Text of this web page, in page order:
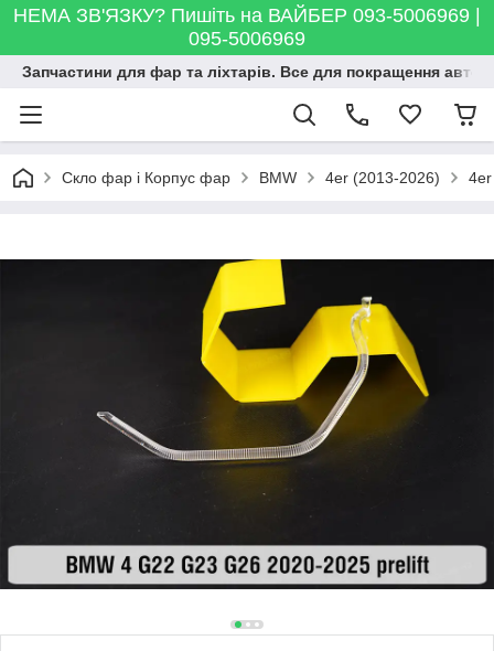
НЕМА ЗВ'ЯЗКУ? Пишіть на ВАЙБЕР 093-5006969 |
095-5006969
Запчастини для фар та ліхтарів. Все для покращення
Скло фар і Корпус фар BMW 4er (2013-2026) 4er